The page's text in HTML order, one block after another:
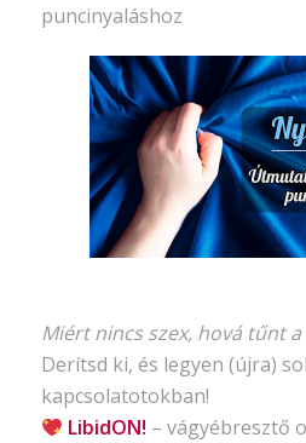
puncinyaláshoz
Miért nincs szex, hová tűnt a
Derítsd ki, és legyen (újra)
kapcsolatotokban!
LibidON! – vágyébresztő